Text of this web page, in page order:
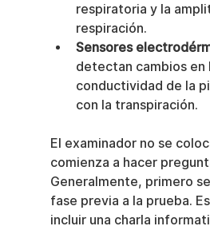
respiratoria y la
respiración.
Sensores
detectan cambios en
conductividad de la
con la transpiración.
El examinador no se
comienza a hacer
Generalmente, primero
fase previa a la prueba.
incluir una charla